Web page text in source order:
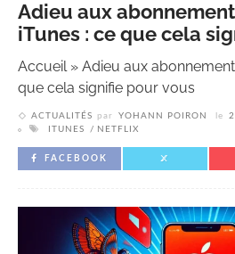
Adieu aux
iTunes : ce que cela
Accueil» Adieu aux
que cela signifie pour vous
ACTUALITÉS par YOHANN POIRON le
ITUNES
NETFLIX
FACEBOOK